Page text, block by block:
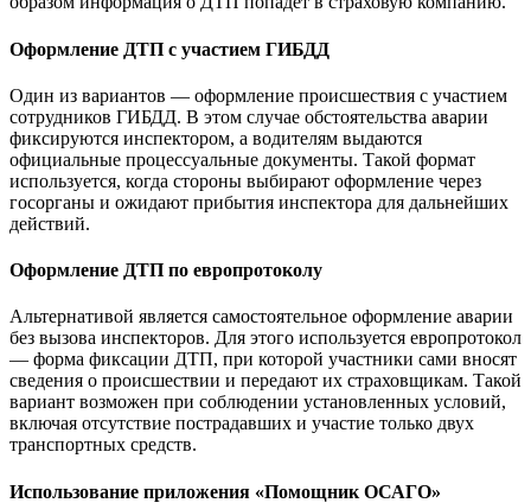
Оформление ДТП с участием ГИБДД
Один из вариантов — оформление происшествия с участием
сотрудников ГИБДД. В этом случае обстоятельства аварии
фиксируются инспектором, а водителям выдаются
официальные процессуальные документы. Такой формат
используется, когда стороны выбирают оформление через
госорганы и ожидают прибытия инспектора для дальнейших
действий.
Оформление ДТП по европротоколу
Альтернативой является самостоятельное оформление аварии
без вызова инспекторов. Для этого используется европротокол
— форма фиксации ДТП, при которой участники сами вносят
сведения о происшествии и передают их страховщикам. Такой
вариант возможен при соблюдении установленных условий,
включая отсутствие пострадавших и участие только двух
транспортных средств.
Использование приложения «Помощник ОСАГО»